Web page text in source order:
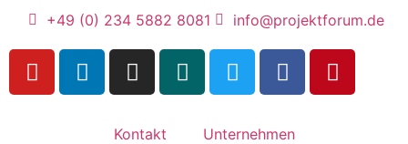
+49 (0) 234 5882 8081 info@projektforum.de
Kontakt Unternehmen